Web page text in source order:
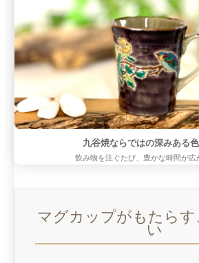
九谷焼ならではの深みある
飲み物を注ぐたび、豊かな時間が広
マグカップがもたらす
い